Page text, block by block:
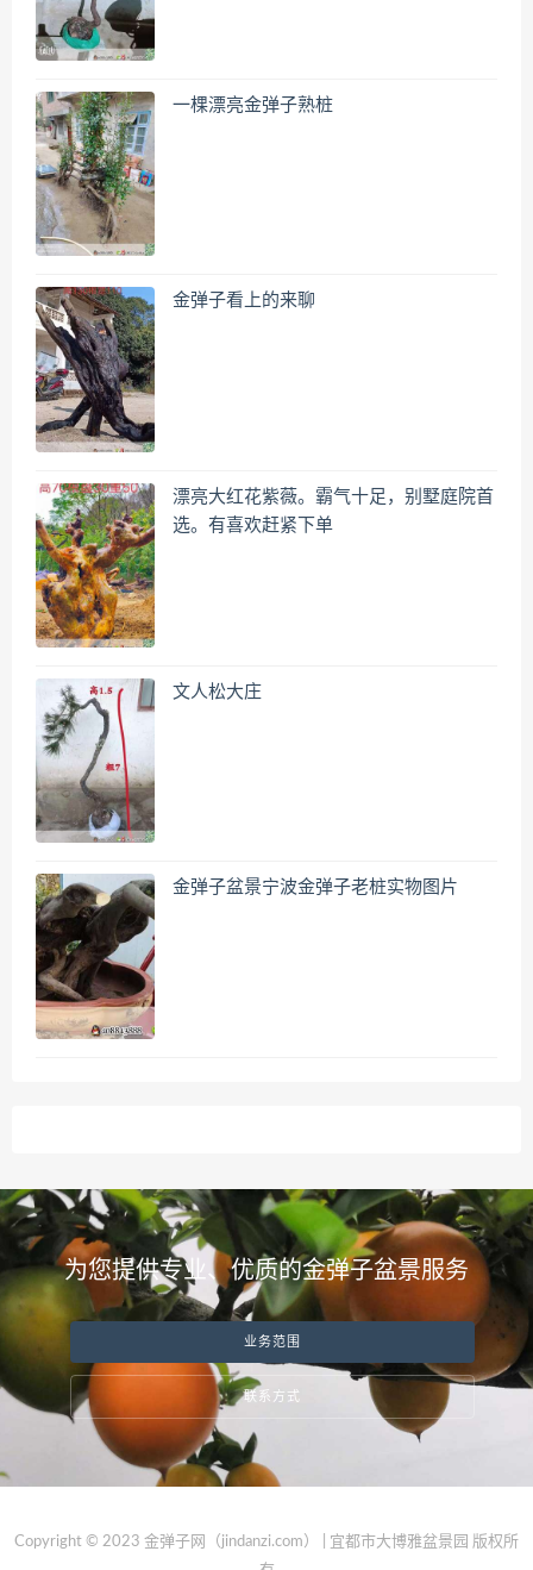
一棵漂亮金弹子熟桩
金弹子看上的来聊
漂亮大红花紫薇。霸气十足，别墅庭院首
选。有喜欢赶紧下单
文人松大庄
金弹子盆景宁波金弹子老桩实物图片
为您提供专业、优质的金弹子盆景服务
业务范围
联系方式
Copyright © 2023 金弹子网（jindanzi.com） | 宜都市大博雅盆景园 版权所